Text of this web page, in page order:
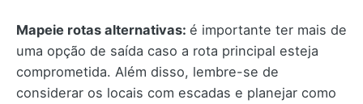
Mapeie rotas alternativas: é importante ter mais de
uma opção de saída caso a rota principal esteja
comprometida. Além disso, lembre-se de
considerar os locais com escadas e planejar como